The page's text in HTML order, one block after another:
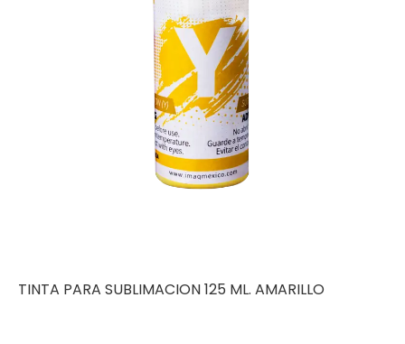
TINTA PARA SUBLIMACION 125 ML. AMARILLO